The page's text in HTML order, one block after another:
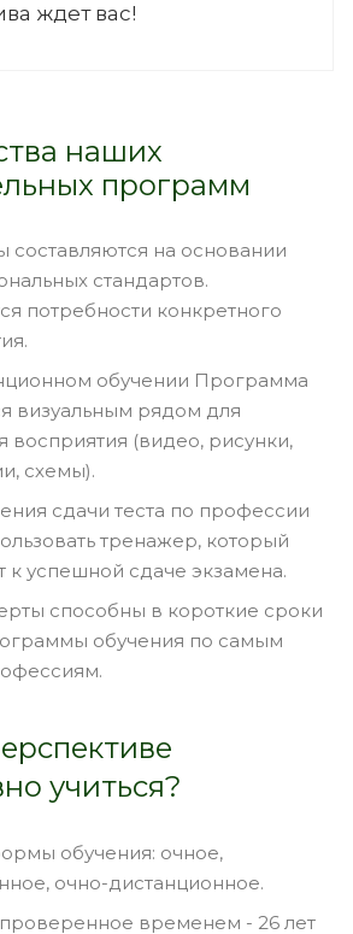
ждет вас!
наших
программ
на основании
стандартов.
потребности конкретного
обучении Программа
визуальным рядом для
восприятия (видео, рисунки,
схемы).
сдачи теста по профессии
тренажер, который
к успешной сдаче экзамена.
способны в короткие сроки
обучения по самым
учиться?
обучения: очное,
очно-дистанционное.
временем - 26 лет